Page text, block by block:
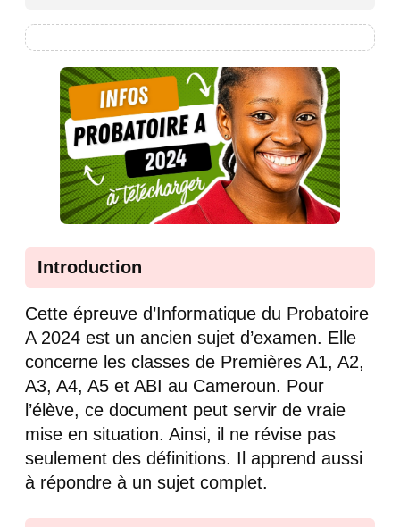
Introduction
Cette épreuve d’Informatique du Probatoire
A 2024 est un ancien sujet d’examen. Elle
concerne les classes de Premières A1, A2,
A3, A4, A5 et ABI au Cameroun. Pour
l’élève, ce document peut servir de vraie
mise en situation. Ainsi, il ne révise pas
seulement des définitions. Il apprend aussi
à répondre à un sujet complet.